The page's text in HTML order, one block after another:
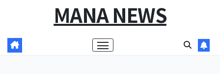
MANA NEWS